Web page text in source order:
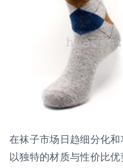
在袜子市场日趋细分化
以独特的材质与性价比